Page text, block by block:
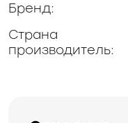
Бренд:
Страна
производитель: